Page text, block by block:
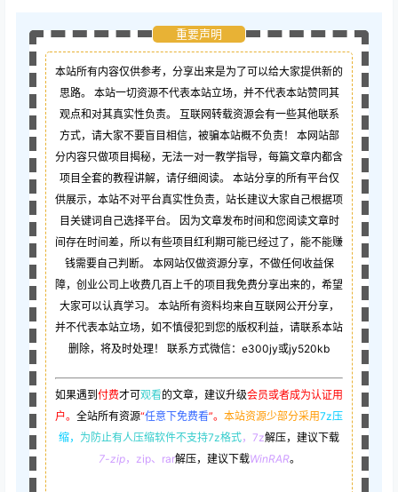
重要声明
本站所有内容仅供参考，分享出来是为了可以给大家提供新的
思路。 本站一切资源不代表本站立场，并不代表本站赞同其
观点和对其真实性负责。 互联网转载资源会有一些其他联系
方式，请大家不要盲目相信，被骗本站概不负责！ 本网站部
分内容只做项目揭秘，无法一对一教学指导，每篇文章内都含
项目全套的教程讲解，请仔细阅读。 本站分享的所有平台仅
供展示，本站不对平台真实性负责，站长建议大家自己根据项
目关键词自己选择平台。 因为文章发布时间和您阅读文章时
间存在时间差，所以有些项目红利期可能已经过了，能不能赚
钱需要自己判断。 本网站仅做资源分享，不做任何收益保
障，创业公司上收费几百上千的项目我免费分享出来的，希望
大家可以认真学习。 本站所有资料均来自互联网公开分享，
并不代表本站立场，如不慎侵犯到您的版权利益，请联系本站
删除，将及时处理！ 联系方式微信：e300jy或jy520kb
如果遇到 付费才可观看的文章，建议升级会员或者成为认证用
户。 全站所有资源“任意下免费看”。 本站资源少部分采用7z压
缩， 为防止有人压缩软件不支持7z格式，7z解压，建议下载
7-zip，zip、rar解压，建议下载WinRAR。